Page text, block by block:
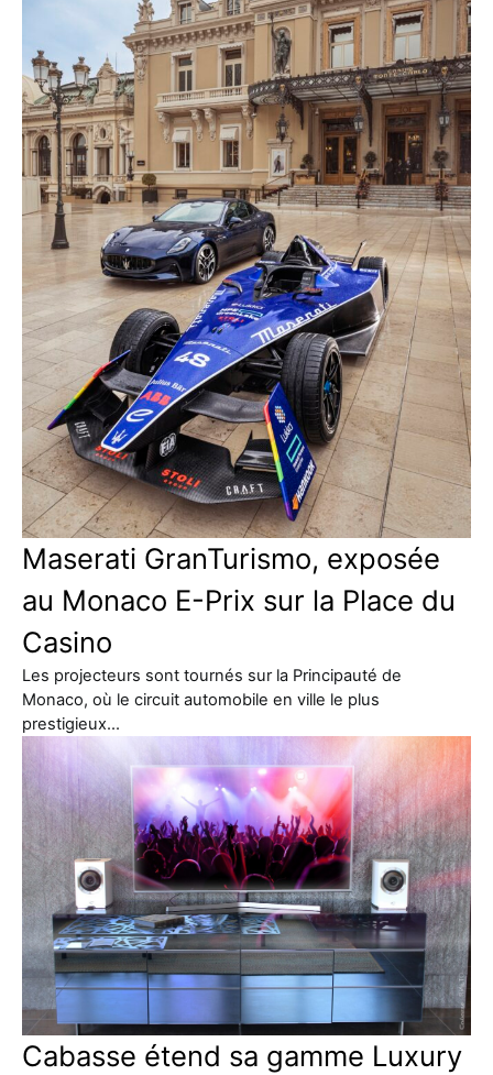
Maserati GranTurismo, exposée
au Monaco E-Prix sur la Place du
Casino
Les projecteurs sont tournés sur la Principauté de
Monaco, où le circuit automobile en ville le plus
prestigieux…
Cabasse étend sa gamme Luxury